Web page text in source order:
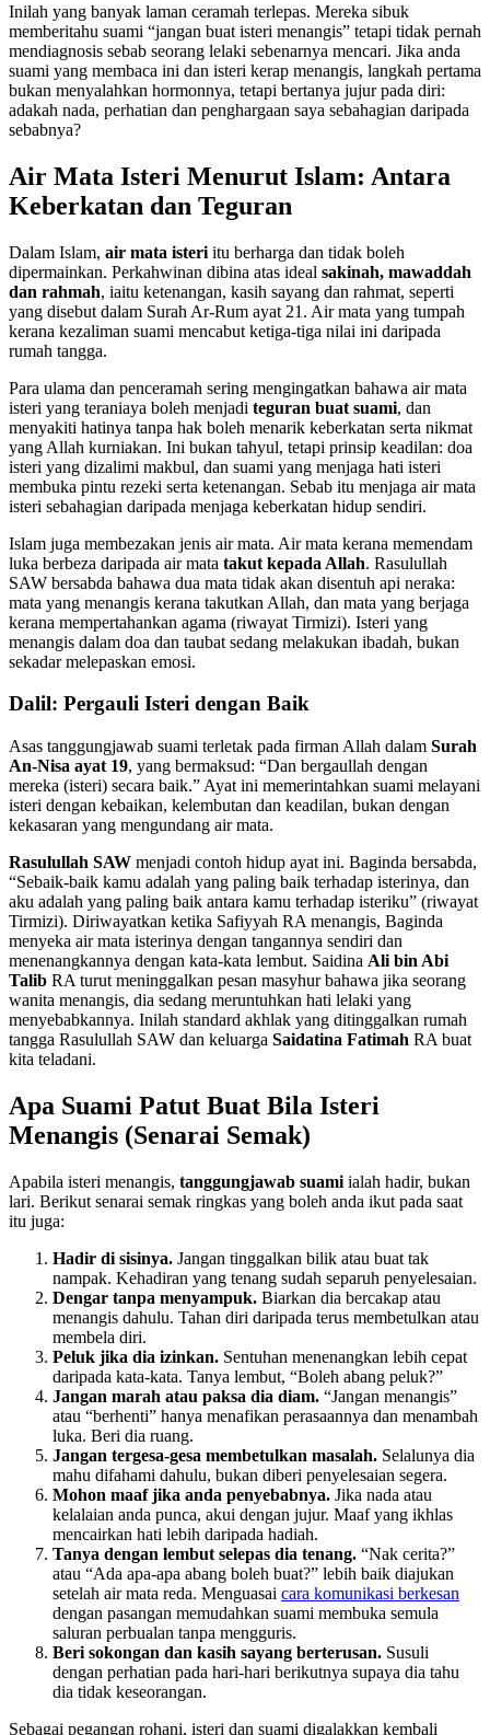
Inilah yang banyak laman ceramah terlepas. Mereka sibuk
memberitahu suami “jangan buat isteri menangis” tetapi tidak pernah
mendiagnosis sebab seorang lelaki sebenarnya mencari. Jika anda
suami yang membaca ini dan isteri kerap menangis, langkah pertama
bukan menyalahkan hormonnya, tetapi bertanya jujur pada diri:
adakah nada, perhatian dan penghargaan saya sebahagian daripada
sebabnya?
Air Mata Isteri Menurut Islam: Antara
Keberkatan dan Teguran
Dalam Islam, air mata isteri itu berharga dan tidak boleh
dipermainkan. Perkahwinan dibina atas ideal sakinah, mawaddah
dan rahmah, iaitu ketenangan, kasih sayang dan rahmat, seperti
yang disebut dalam Surah Ar-Rum ayat 21. Air mata yang tumpah
kerana kezaliman suami mencabut ketiga-tiga nilai ini daripada
rumah tangga.
Para ulama dan penceramah sering mengingatkan bahawa air mata
isteri yang teraniaya boleh menjadi teguran buat suami, dan
menyakiti hatinya tanpa hak boleh menarik keberkatan serta nikmat
yang Allah kurniakan. Ini bukan tahyul, tetapi prinsip keadilan: doa
isteri yang dizalimi makbul, dan suami yang menjaga hati isteri
membuka pintu rezeki serta ketenangan. Sebab itu menjaga air mata
isteri sebahagian daripada menjaga keberkatan hidup sendiri.
Islam juga membezakan jenis air mata. Air mata kerana memendam
luka berbeza daripada air mata takut kepada Allah. Rasulullah
SAW bersabda bahawa dua mata tidak akan disentuh api neraka:
mata yang menangis kerana takutkan Allah, dan mata yang berjaga
kerana mempertahankan agama (riwayat Tirmizi). Isteri yang
menangis dalam doa dan taubat sedang melakukan ibadah, bukan
sekadar melepaskan emosi.
Dalil: Pergauli Isteri dengan Baik
Asas tanggungjawab suami terletak pada firman Allah dalam Surah
An-Nisa ayat 19, yang bermaksud: “Dan bergaullah dengan
mereka (isteri) secara baik.” Ayat ini memerintahkan suami melayani
isteri dengan kebaikan, kelembutan dan keadilan, bukan dengan
kekasaran yang mengundang air mata.
Rasulullah SAW menjadi contoh hidup ayat ini. Baginda bersabda,
“Sebaik-baik kamu adalah yang paling baik terhadap isterinya, dan
aku adalah yang paling baik antara kamu terhadap isteriku” (riwayat
Tirmizi). Diriwayatkan ketika Safiyyah RA menangis, Baginda
menyeka air mata isterinya dengan tangannya sendiri dan
menenangkannya dengan kata-kata lembut. Saidina Ali bin Abi
Talib RA turut meninggalkan pesan masyhur bahawa jika seorang
wanita menangis, dia sedang meruntuhkan hati lelaki yang
menyebabkannya. Inilah standard akhlak yang ditinggalkan rumah
tangga Rasulullah SAW dan keluarga Saidatina Fatimah RA buat
kita teladani.
Apa Suami Patut Buat Bila Isteri
Menangis (Senarai Semak)
Apabila isteri menangis, tanggungjawab suami ialah hadir, bukan
lari. Berikut senarai semak ringkas yang boleh anda ikut pada saat
itu juga:
Hadir di sisinya. Jangan tinggalkan bilik atau buat tak
nampak. Kehadiran yang tenang sudah separuh penyelesaian.
Dengar tanpa menyampuk. Biarkan dia bercakap atau
menangis dahulu. Tahan diri daripada terus membetulkan atau
membela diri.
Peluk jika dia izinkan. Sentuhan menenangkan lebih cepat
daripada kata-kata. Tanya lembut, “Boleh abang peluk?”
Jangan marah atau paksa dia diam. “Jangan menangis”
atau “berhenti” hanya menafikan perasaannya dan menambah
luka. Beri dia ruang.
Jangan tergesa-gesa membetulkan masalah. Selalunya dia
mahu difahami dahulu, bukan diberi penyelesaian segera.
Mohon maaf jika anda penyebabnya. Jika nada atau
kelalaian anda punca, akui dengan jujur. Maaf yang ikhlas
mencairkan hati lebih daripada hadiah.
Tanya dengan lembut selepas dia tenang. “Nak cerita?”
atau “Ada apa-apa abang boleh buat?” lebih baik diajukan
setelah air mata reda. Menguasai cara komunikasi berkesan
dengan pasangan memudahkan suami membuka semula
saluran perbualan tanpa mengguris.
Beri sokongan dan kasih sayang berterusan. Susuli
dengan perhatian pada hari-hari berikutnya supaya dia tahu
dia tidak keseorangan.
Sebagai pegangan rohani, isteri dan suami digalakkan kembali